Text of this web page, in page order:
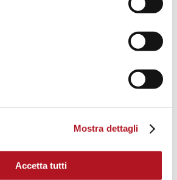
Mostra dettagli
Accetta tutti